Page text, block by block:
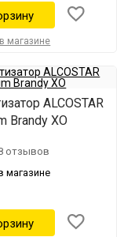
магазине
ALCOSTAR
Brandy XO
отзывов
магазине